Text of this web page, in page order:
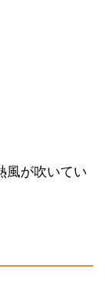
風が吹いてい